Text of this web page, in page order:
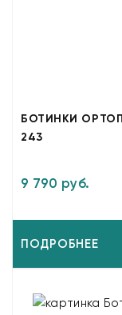
БОТИНКИ
243
9 790 руб.
ПОДРОБНЕЕ